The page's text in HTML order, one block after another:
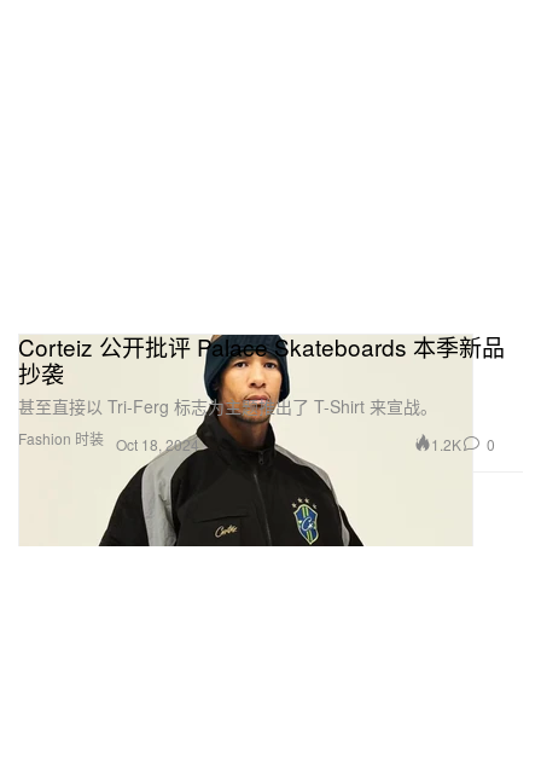
Fashion 时装
Corteiz 公开批评 Palace Skateboards 本季新品
抄袭
甚至直接以 Tri-Ferg 标志为主题推出了 T-Shirt 来宣战。
Oct 18, 2024 1.2K 0